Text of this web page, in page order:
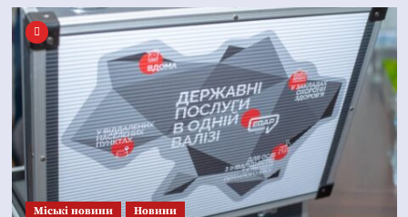
Mіські новини Новини